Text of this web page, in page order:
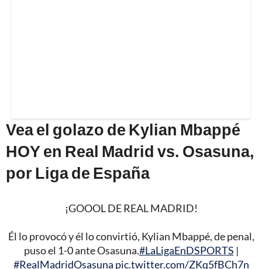
Vea el golazo de Kylian Mbappé
HOY en Real Madrid vs. Osasuna,
por Liga de España
¡GOOOL DE REAL MADRID!
Él lo provocó y él lo convirtió, Kylian Mbappé, de penal,
puso el 1-0 ante Osasuna.#LaLigaEnDSPORTS |
#RealMadridOsasuna pic.twitter.com/ZKq5fBCh7n